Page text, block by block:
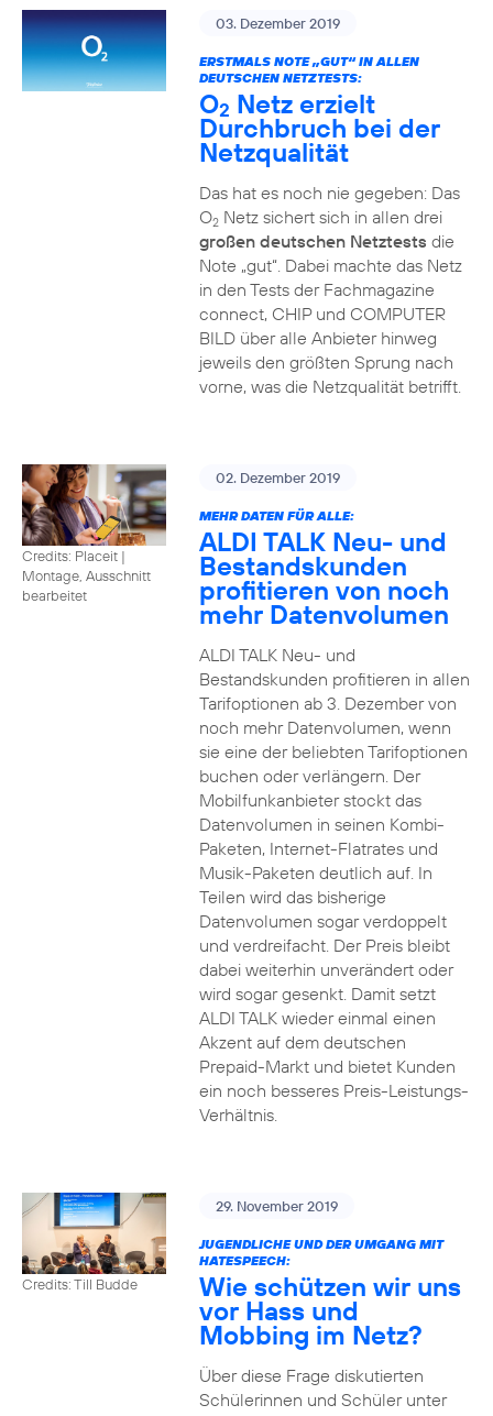
03. Dezember 2019
ERSTMALS NOTE „GUT“ IN ALLEN
DEUTSCHEN NETZTESTS:
O2 Netz erzielt
Durchbruch bei der
Netzqualität
Das hat es noch nie gegeben: Das
O2Netz sichert sich in allen drei
großen deutschen Netztests die
Note „gut“. Dabei machte das Netz
in den Tests der Fachmagazine
connect, CHIP und COMPUTER
BILD über alle Anbieter hinweg
jeweils den größten Sprung nach
vorne, was die Netzqualität betrifft.
Credits: Placeit |
Montage, Ausschnitt
bearbeitet
02. Dezember 2019
MEHR DATEN FÜR ALLE:
ALDI TALK Neu- und
Bestandskunden
profitieren von noch
mehr Datenvolumen
ALDI TALK Neu- und
Bestandskunden profitieren in allen
Tarifoptionen ab 3. Dezember von
noch mehr Datenvolumen, wenn
sie eine der beliebten Tarifoptionen
buchen oder verlängern. Der
Mobilfunkanbieter stockt das
Datenvolumen in seinen Kombi-
Paketen, Internet-Flatrates und
Musik-Paketen deutlich auf. In
Teilen wird das bisherige
Datenvolumen sogar verdoppelt
und verdreifacht. Der Preis bleibt
dabei weiterhin unverändert oder
wird sogar gesenkt. Damit setzt
ALDI TALK wieder einmal einen
Akzent auf dem deutschen
Prepaid-Markt und bietet Kunden
ein noch besseres Preis-Leistungs-
Verhältnis.
Credits: Till Budde
29. November 2019
JUGENDLICHE UND DER UMGANG MIT
HATESPEECH:
Wie schützen wir uns
vor Hass und
Mobbing im Netz?
Über diese Frage diskutierten
Schülerinnen und Schüler unter